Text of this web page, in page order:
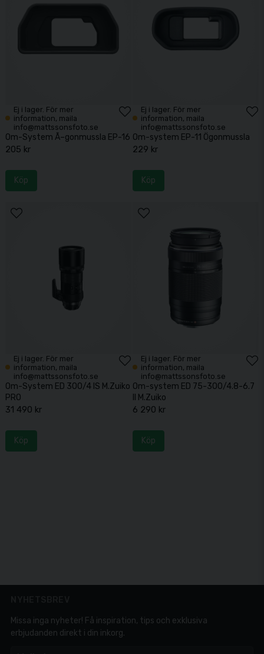
Ej i lager. För mer
information, maila
info@mattssonsfoto.se
Om-System Ã–gonmussla EP-16
205 kr
Köp
Ej i lager. För mer
information, maila
info@mattssonsfoto.se
Om-system EP-11 Ögonmussla
229 kr
Köp
Ej i lager. För mer
information, maila
info@mattssonsfoto.se
Om-System ED 300/4 IS M.Zuiko
PRO
31 490 kr
Köp
Ej i lager. För mer
information, maila
info@mattssonsfoto.se
Om-system ED 75-300/4.8-6.7
II M.Zuiko
6 290 kr
Köp
Missa inga nyheter! Få inspiration, tips och exklusiva
erbjudanden direkt i din inkorg.